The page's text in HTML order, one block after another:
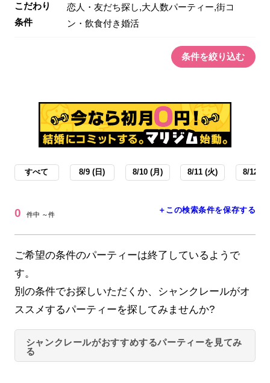
こだわり
条件
恋人・友だち探し,大人数パーティー,街コ
ン・飲食付き婚活
条件を絞り込む
すべて 8/9 (日) 8/10 (月) 8/11 (火) 8/12 (
0 件中 ～件 ＋この検索条件を保存する
ご希望の条件のパーティーは終了しているようで
す。
別の条件でお探しいただくか、シャンクレールがオ
ススメするパーティーを探してみませんか?
シャンクレールがおすすめするパーティーを見てみ
る